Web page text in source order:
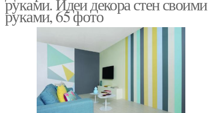
руками, 65 фото